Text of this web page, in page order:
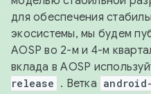
для обеспечения
экосистемы, мы будем
AOSP во 2-м и 4-м
вклада в AOSP
release . Ветка